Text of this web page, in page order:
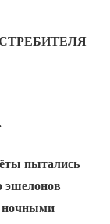
пытались
эшелонов
ночными